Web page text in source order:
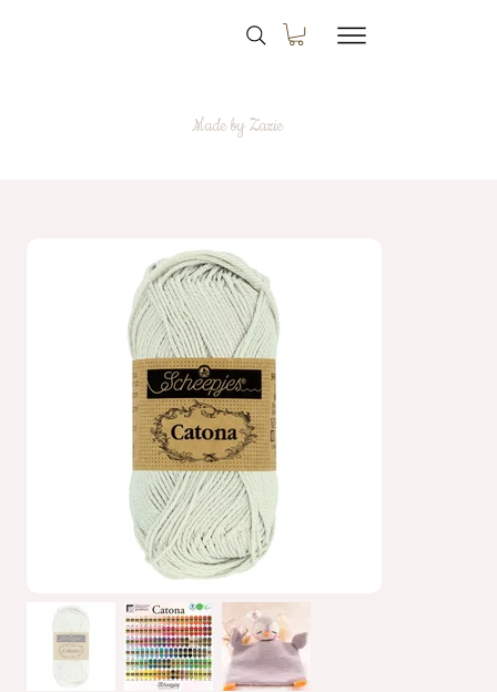
Made by Zazie